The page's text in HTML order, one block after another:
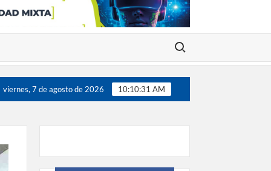
Buscar:
Víctor González destaca el papel del deporte
viernes, 7 de agosto de 2026 10:10:32 AM